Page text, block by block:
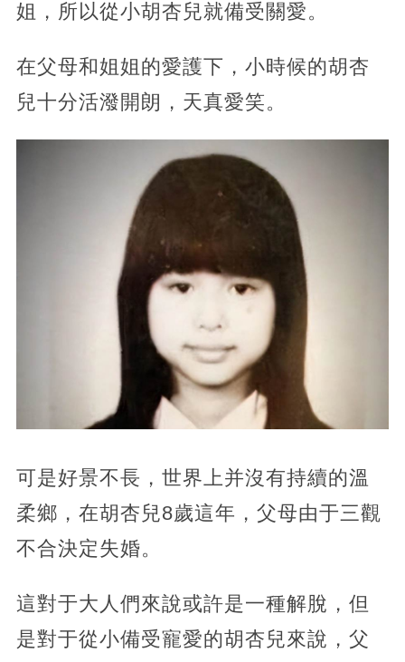
姐，所以從小胡杏兒就備受關愛。
在父母和姐姐的愛護下，小時候的胡杏
兒十分活潑開朗，天真愛笑。
可是好景不長，世界上并沒有持續的溫
柔鄉，在胡杏兒8歲這年，父母由于三觀
不合決定失婚。
這對于大人們來說或許是一種解脫，但
是對于從小備受寵愛的胡杏兒來說，父